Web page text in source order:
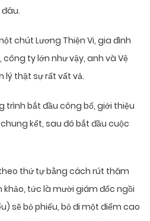
chút Lương Thiện Vi, gia đình
ty lớn như vậy, anh và Vệ
lý thật sự rất vất vả.
trình bắt đầu công bố, giới thiệu
kết, sau đó bắt đầu cuộc
thứ tự bằng cách rút thăm
tức là mười giám đốc ngồi
sẽ bỏ phiếu, bỏ đi một điểm cao